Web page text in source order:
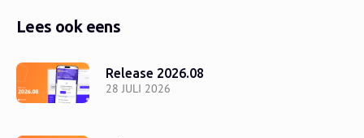
Lees ook eens
28 JULI 2026
Release 2026.08